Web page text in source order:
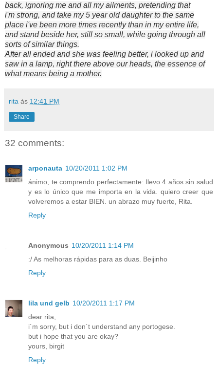
back, ignoring me andall my ailments, pretending that
i'm strong, and take my 5 year olddaughter to the same
place i've been more times recently than in my entire life,
and stand beside her, still so small, while going through all
sorts ofsimilar things.
After all ended and she was feeling better, i looked up and
sawin a lamp, right there above our heads, the essence of
what means being a mother.
rita às 12:41 PM
Share
32 comments:
arponauta 10/20/2011 1:02 PM
ánimo, te comprendo perfectamente: llevo 4 años sin salud
y es lo único que me importa en la vida. quiero creer que
volveremos a estar BIEN. un abrazo muy fuerte, Rita.
Reply
Anonymous 10/20/2011 1:14 PM
:/ As melhoras rápidas para as duas. Beijinho
Reply
lila und gelb 10/20/2011 1:17 PM
dear rita,
i´m sorry, but i don´t understand any portogese.
but i hope that you are okay?
yours, birgit
Reply